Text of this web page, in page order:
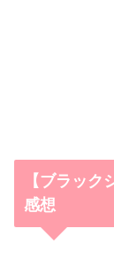
【ブラッ
感想